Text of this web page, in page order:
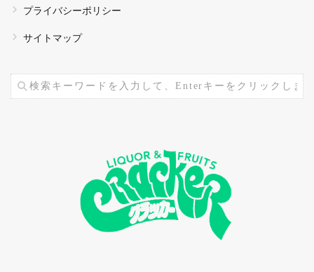
プライバシーポリシー
サイトマップ